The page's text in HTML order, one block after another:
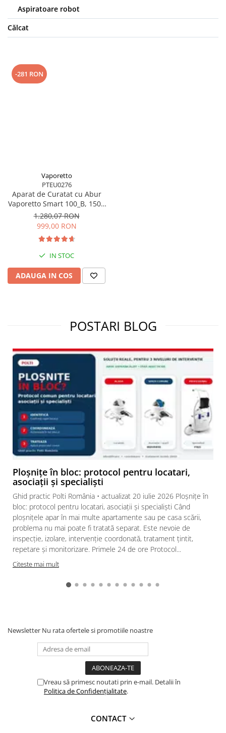
Aspiratoare robot
Călcat
-281 RON
Vaporetto
PTEU0276
Aparat de Curatat cu Abur
Vaporetto Smart 100_B, 1500
W, 2 l, 4 Bar, 110 gr/min,
Alb/Albastru
1.280,07 RON
999,00 RON
IN STOC
ADAUGA IN COS
POSTARI BLOG
Ploșnițe în bloc: protocol pentru locatari,
asociații și specialiști
Ghid practic Polti România • actualizat 20 iulie 2026 Ploșnițe în
bloc: protocol pentru locatari, asociații și specialiști Când
ploșnițele apar în mai multe apartamente sau pe casa scării,
problema nu mai poate fi tratată separat. Este nevoie de
inspecție, izolare, intervenție coordonată, tratament țintit,
repetare și monitorizare. Primele 24 de ore Protocol...
Citeste mai mult
Newsletter Nu rata ofertele si promotiile noastre
Vreau să primesc noutati prin e-mail. Detalii în
Politica de Confidențialitate.
CONTACT